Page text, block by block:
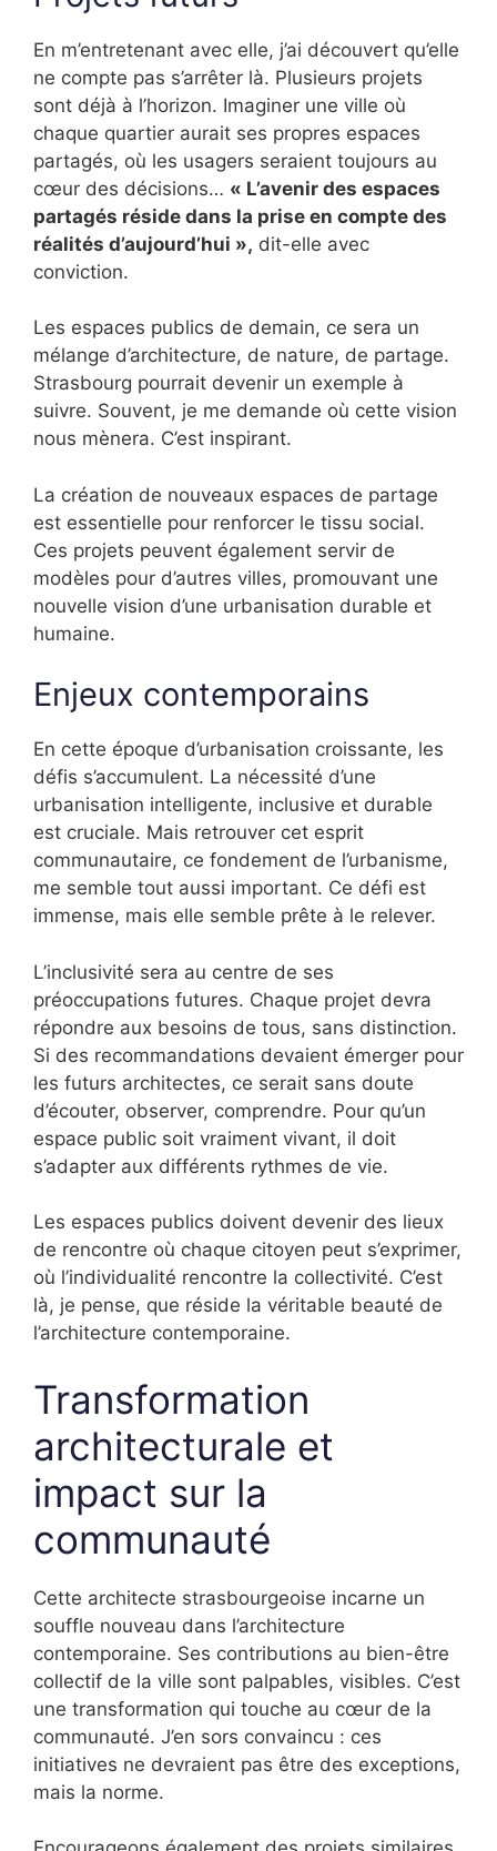
En m’entretenant avec elle, j’ai découvert qu’elle
ne compte pas s’arrêter là. Plusieurs projets
sont déjà à l’horizon. Imaginer une ville où
chaque quartier aurait ses propres espaces
partagés, où les usagers seraient toujours au
cœur des décisions… « L’avenir des espaces
partagés réside dans la prise en compte des
réalités d’aujourd’hui », dit-elle avec
conviction.
Les espaces publics de demain, ce sera un
mélange d’architecture, de nature, de partage.
Strasbourg pourrait devenir un exemple à
suivre. Souvent, je me demande où cette vision
nous mènera. C’est inspirant.
La création de nouveaux espaces de partage
est essentielle pour renforcer le tissu social.
Ces projets peuvent également servir de
modèles pour d’autres villes, promouvant une
nouvelle vision d’une urbanisation durable et
humaine.
Enjeux contemporains
En cette époque d’urbanisation croissante, les
défis s’accumulent. La nécessité d’une
urbanisation intelligente, inclusive et durable
est cruciale. Mais retrouver cet esprit
communautaire, ce fondement de l’urbanisme,
me semble tout aussi important. Ce défi est
immense, mais elle semble prête à le relever.
L’inclusivité sera au centre de ses
préoccupations futures. Chaque projet devra
répondre aux besoins de tous, sans distinction.
Si des recommandations devaient émerger pour
les futurs architectes, ce serait sans doute
d’écouter, observer, comprendre. Pour qu’un
espace public soit vraiment vivant, il doit
s’adapter aux différents rythmes de vie.
Les espaces publics doivent devenir des lieux
de rencontre où chaque citoyen peut s’exprimer,
où l’individualité rencontre la collectivité. C’est
là, je pense, que réside la véritable beauté de
l’architecture contemporaine.
Transformation
architecturale et
impact sur la
communauté
Cette architecte strasbourgeoise incarne un
souffle nouveau dans l’architecture
contemporaine. Ses contributions au bien-être
collectif de la ville sont palpables, visibles. C’est
une transformation qui touche au cœur de la
communauté. J’en sors convaincu : ces
initiatives ne devraient pas être des exceptions,
mais la norme.